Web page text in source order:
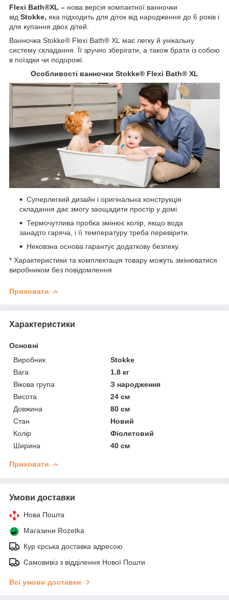
Flexi Bath®XL – нова версія компактної ванночки
від Stokke, яка підходить для діток від народження до 6 років і
для купання двох дітей.
Ванночка Stokke® Flexi Bath® XL
має легку й унікальну
систему складання. Її зручно зберігати, а також брати із собою
в поїздки чи подорожі.
Особливості ванночки Stokke® Flexi Bath® XL
Суперлегкий дизайн і оригінальна конструкція
складання дає змогу заощадити простір у домі.
Термочутлива пробка змінює колір, якщо вода
занадто гаряча, і її температуру треба перевірити.
Нековзна основа гарантує додаткову безпеку.
* Характеристики та комплектація товару можуть змінюватися
виробником без повідомлення
Приховати
Характеристики
Основні
Виробник
Stokke
Вага
1.8 кг
Вікова група
З народження
Висота
24 см
Довжина
80 см
Стан
Новий
Колір
Фіолетовий
Ширина
40 см
Приховати
Умови доставки
Нова Пошта
Магазини Rozetka
Кур єрська доставка адресою
Самовивіз з відділення Нової Пошти
Всі умови доставки